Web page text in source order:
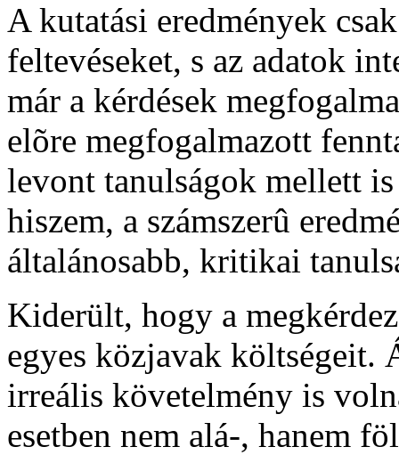
A kutatási eredmények
feltevéseket, s az adatok
már a kérdések
elõre megfogalmazott
levont tanulságok mellett
hiszem, a számszerû
általánosabb, kritikai
Kiderült, hogy a
egyes közjavak költségeit.
irreális követelmény is
esetben nem alá-, hanem